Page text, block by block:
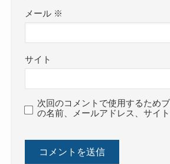
メール ※
サイト
次回のコメントで使用するため
の名前、メールアドレス、サイト